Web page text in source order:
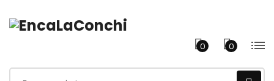
0 0